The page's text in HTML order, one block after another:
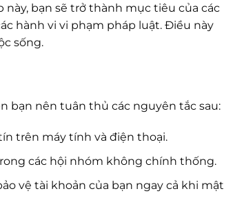
này, bạn sẽ trở thành mục tiêu của các
hành vi vi phạm pháp luật. Điều này
sống.
bạn nên tuân thủ các nguyên tắc sau:
trên máy tính và điện thoại.
các hội nhóm không chính thống.
vệ tài khoản của bạn ngay cả khi mật